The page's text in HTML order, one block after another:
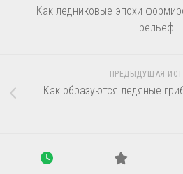
Как ледниковые эпохи
рельеф
ПРЕДЫДУЩАЯ
Как образуются ледяные